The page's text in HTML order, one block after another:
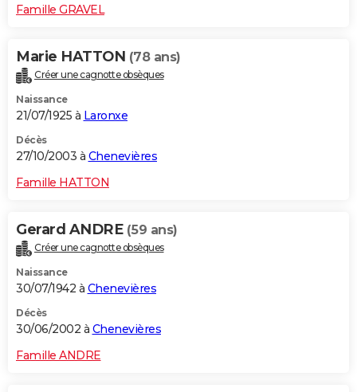
Famille GRAVEL
Marie HATTON (78 ans)
Créer une cagnotte obsèques
Naissance
21/07/1925 à Laronxe
Décès
27/10/2003 à Chenevières
Famille HATTON
Gerard ANDRE (59 ans)
Créer une cagnotte obsèques
Naissance
30/07/1942 à Chenevières
Décès
30/06/2002 à Chenevières
Famille ANDRE